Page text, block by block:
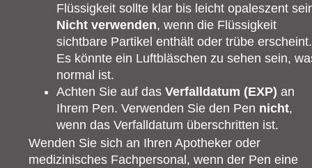
Flüssigkeit sollte klar bis leicht opaleszent
Nicht verwenden, wenn die Flüssigkeit
sichtbare Partikel enthält oder trübe erscheint.
Es könnte ein Luftbläschen zu sehen sein,
normal ist.
Achten Sie auf das Verfalldatum (EXP) an
Ihrem Pen. Verwenden Sie den Pen nicht,
wenn das Verfalldatum überschritten ist.
Wenden Sie sich an Ihren Apotheker oder
medizinisches Fachpersonal, wenn der Pen eine